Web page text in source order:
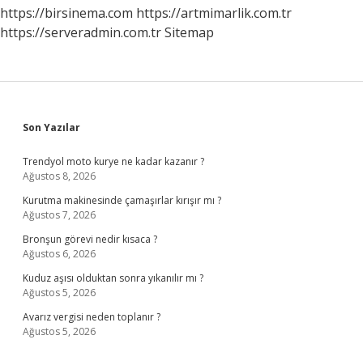
https://birsinema.com https://artmimarlik.com.tr
https://serveradmin.com.trSitemap
Sidebar
Son Yazılar
Trendyol moto kurye ne kadar kazanır ?
Ağustos 8, 2026
Kurutma makinesinde çamaşırlar kırışır mı ?
Ağustos 7, 2026
Bronşun görevi nedir kısaca ?
Ağustos 6, 2026
Kuduz aşısı olduktan sonra yıkanılır mı ?
Ağustos 5, 2026
Avarız vergisi neden toplanır ?
Ağustos 5, 2026